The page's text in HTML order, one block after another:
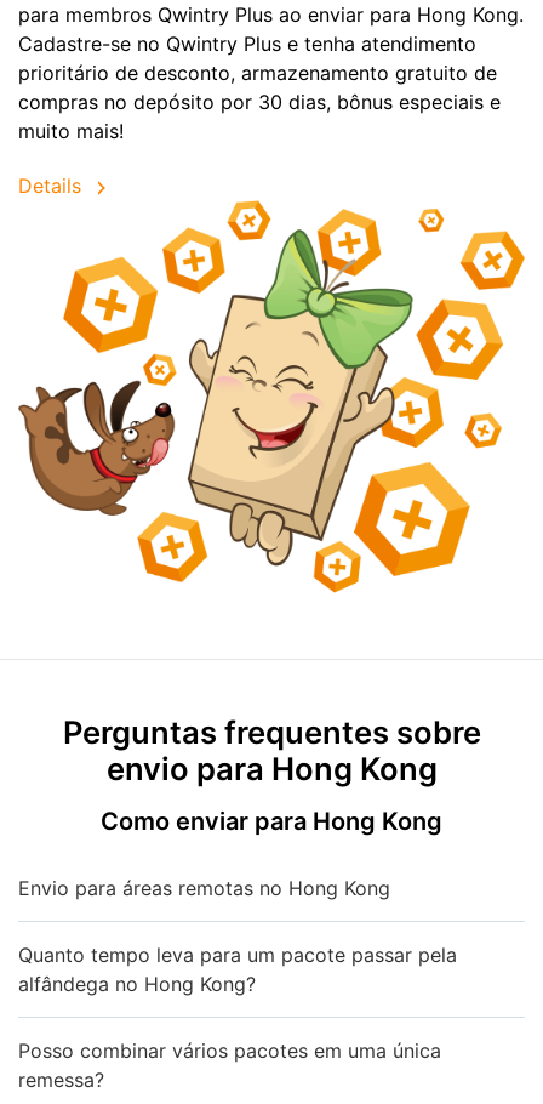
para membros Qwintry Plus ao enviar para Hong Kong.
Cadastre-se no Qwintry Plus e tenha atendimento
prioritário de desconto, armazenamento gratuito de
compras no depósito por 30 dias, bônus especiais e
muito mais!
Details
Perguntas frequentes sobre
envio para Hong Kong
Como enviar para Hong Kong
Envio para áreas remotas no Hong Kong
Quanto tempo leva para um pacote passar pela
alfândega no Hong Kong?
Posso combinar vários pacotes em uma única
remessa?